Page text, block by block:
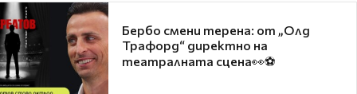
Бербо смени терена: от „Олд
Трафорд“ директно на
театралната сцена👀⚽